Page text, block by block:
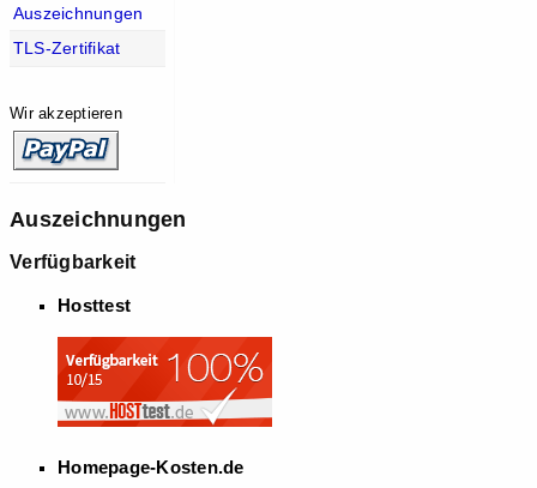
Auszeichnungen
TLS-Zertifikat
Wir akzeptieren
Auszeichnungen
Verfügbarkeit
Hosttest
Homepage-Kosten.de